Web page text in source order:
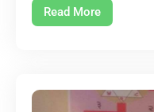
Read More